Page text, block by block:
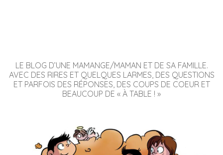
LE BLOG D’UNE MAMANGE/MAMAN ET DE SA FAMILLE.
AVEC DES RIRES ET QUELQUES LARMES, DES QUESTIONS
ET PARFOIS DES RÉPONSES, DES COUPS DE COEUR ET
BEAUCOUP DE « À TABLE ! »